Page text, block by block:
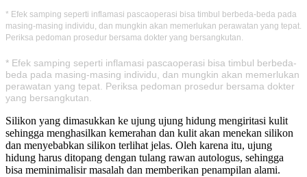
* Efek samping seperti inflamasi pascaoperasi bisa timbul berbeda-beda pada
masing-masing individu, dan mungkin akan memerlukan perawatan yang tepat.
Periksa pedoman prosedur bersama dokter yang bersangkutan.
* Efek samping seperti inflamasi pascaoperasi bisa timbul berbeda-
beda pada masing-masing individu, dan mungkin akan memerlukan
perawatan yang tepat. Periksa pedoman prosedur bersama dokter
yang bersangkutan.
Silikon yang dimasukkan ke ujung ujung hidung mengiritasi kulit
sehingga menghasilkan kemerahan dan kulit akan menekan silikon
dan menyebabkan silikon terlihat jelas. Oleh karena itu, ujung
hidung harus ditopang dengan tulang rawan autologus, sehingga
bisa meminimalisir masalah dan memberikan penampilan alami.